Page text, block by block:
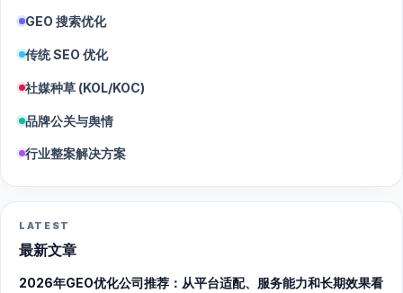
GEO 搜索优化
传统 SEO 优化
社媒种草 (KOL/KOC)
品牌公关与舆情
行业整案解决方案
LATEST
最新文章
2026年GEO优化公司推荐：从平台适配、服务能力和长期效果看